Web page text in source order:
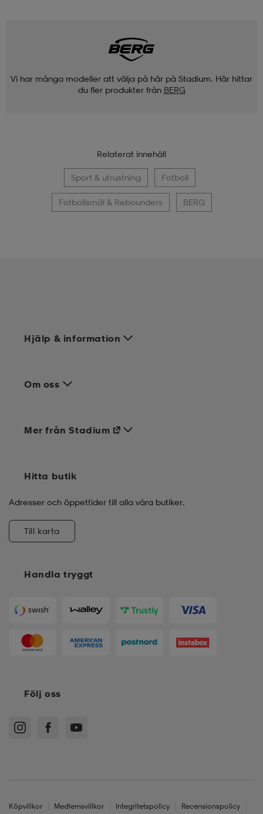
Vi har många modeller att välja på här på Stadium. Här hittar
du fler produkter från BERG
Relaterat innehåll
Sport & utrustning Fotboll
Fotbollsmål & Rebounders BERG
Hjälp & information
Om oss
Handla tryggt
Mer från Stadium
Hitta butik
Adresser och öppettider till alla våra butiker.
Till karta
Följ oss
Köpvillkor Medlemsvillkor Integritetspolicy Recensionspolicy